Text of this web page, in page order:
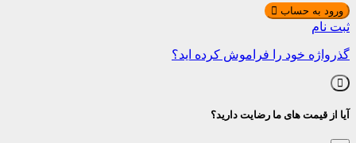
ورود به حساب
ثبت نام
گذرواژه خود را فراموش کرده اید؟
آیا از قیمت های ما رضایت دارید؟